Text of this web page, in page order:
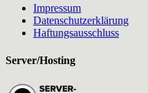
Impressum
Datenschutzerklärung
Haftungsausschluss
Server/Hosting